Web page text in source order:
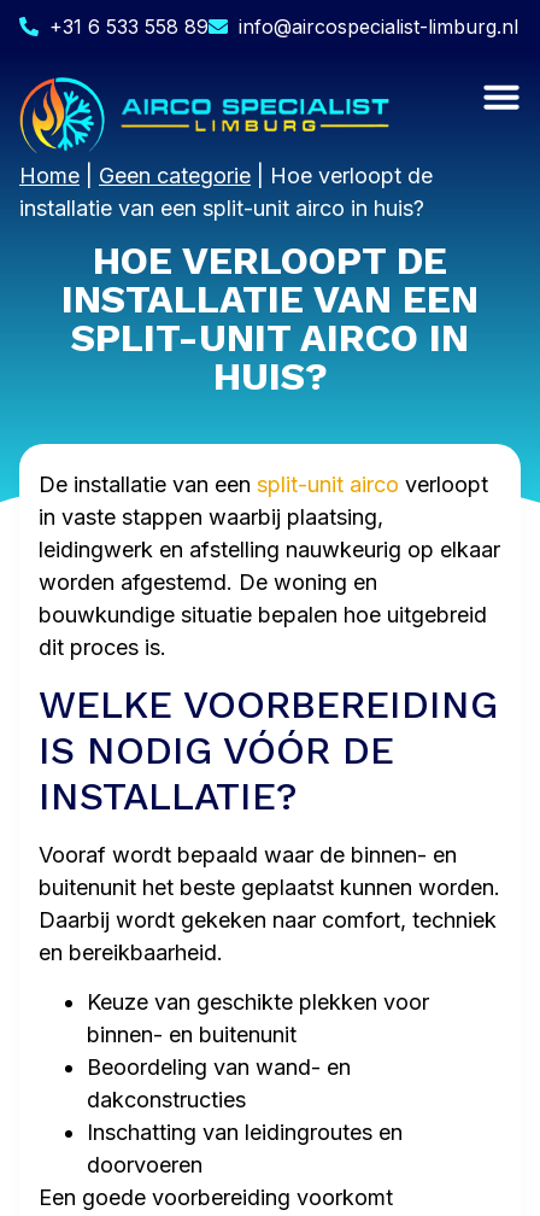
+31 6 533 558 89 info@aircospecialist-limburg.nl
Home Geen categorie
Hoe verloopt de
installatie van een split-unit airco in huis?
HOE VERLOOPT DE
INSTALLATIE VAN EEN
SPLIT-UNIT AIRCO IN
HUIS?
De installatie van een split-unit airco verloopt
in vaste stappen waarbij plaatsing,
leidingwerk en afstelling nauwkeurig op elkaar
worden afgestemd. De woning en
bouwkundige situatie bepalen hoe uitgebreid
dit proces is.
WELKE VOORBEREIDING
IS NODIG VÓÓR DE
INSTALLATIE?
Vooraf wordt bepaald waar de binnen- en
buitenunit het beste geplaatst kunnen worden.
Daarbij wordt gekeken naar comfort, techniek
en bereikbaarheid.
Keuze van geschikte plekken voor
binnen- en buitenunit
Beoordeling van wand- en
dakconstructies
Inschatting van leidingroutes en
doorvoeren
Een goede voorbereiding voorkomt